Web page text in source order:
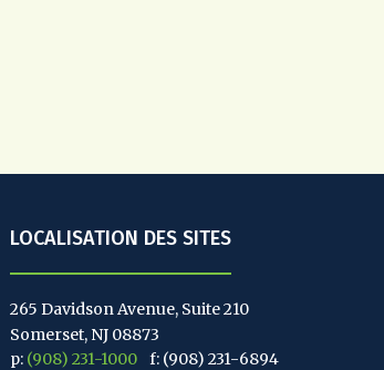
LOCALISATION DES SITES
265 Davidson Avenue, Suite 210
Somerset, NJ 08873
p: (908) 231-1000
f: (908) 231-6894